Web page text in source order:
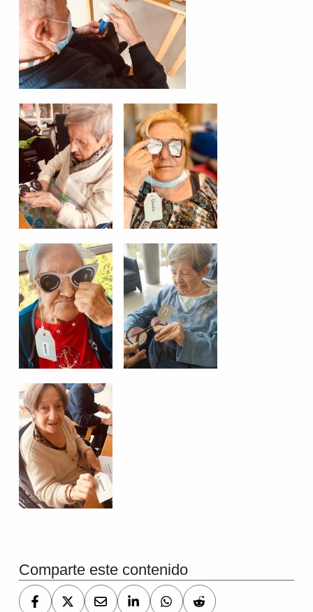
Comparte este contenido